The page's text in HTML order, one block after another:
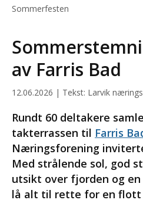
Sommerfesten
av Farris Bad
12.06.2026 | Tekst: Larvik
Rundt 60 deltakere
takterrassen til Farris
Næringsforening
Med strålende sol, god
utsikt over fjorden og
lå alt til rette for en flott